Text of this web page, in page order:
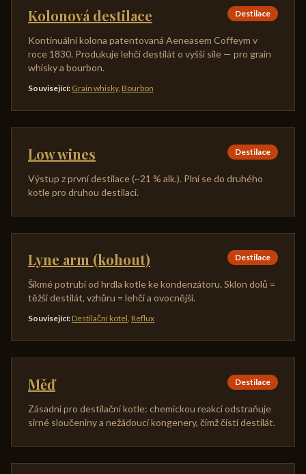
Kolonová destilace Destilace
Kontinuální kolona patentovaná Aeneasem Coffeym v
roce 1830. Produkuje lehčí destilát o vyšší síle — pro grain
whisky a bourbon.
Související: Grain whisky, Bourbon
Low wines Destilace
Výstup z první destilace (~21 % alk.). Plní se do druhého
kotle pro druhou destilaci.
Lyne arm (kohout) Destilace
Šikmé potrubí od hrdla kotle ke kondenzátoru. Sklon dolů =
těžší destilát, vzhůru = lehčí a ovocnější.
Související: Destilační kotel, Reflux
Měď Destilace
Zásadní pro destilační kotle: chemickou reakcí odstraňuje
sirné sloučeniny a nežádoucí kongenery, čímž čistí destilát.